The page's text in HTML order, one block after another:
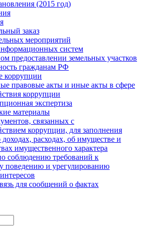
(2015 год)
заказ
мероприятий
систем
предоставлении земельных участков
гражданам РФ
коррупции
правовые акты и иные акты в сфере
коррупции
экспертиза
материалы
связанных с
коррупции, для заполнения
расходах, об имуществе и
имущественного характера
соблюдению требований к
поведению и урегулированию
для сообщений о фактах